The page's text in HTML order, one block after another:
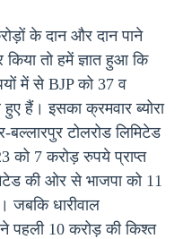
के दान और दान पाने
किया तो हमें ज्ञात हुआ कि
में से BJP को 37 व
हैं। इसका क्रमवार ब्योरा
बल्लारपुर टोलरोड लिमिटेड
को 7 करोड़ रुपये प्राप्त
की ओर से भाजपा को 11
जबकि धारीवाल
पहली 10 करोड़ की किश्त